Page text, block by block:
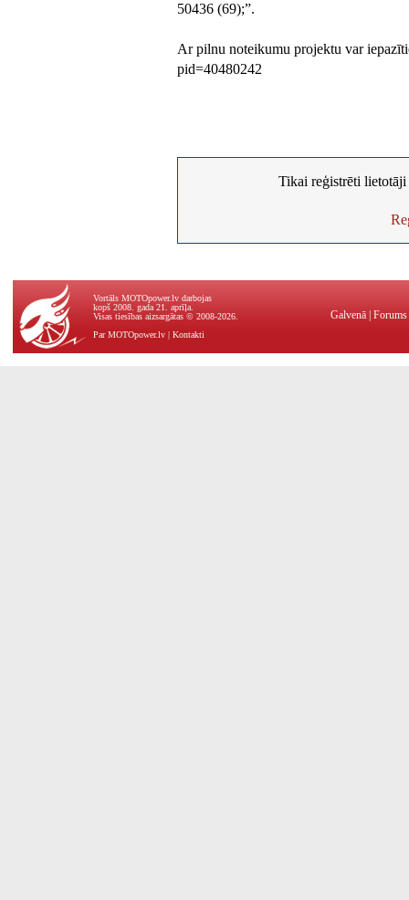
50436 (69);”.
Ar pilnu noteikumu projektu var
pid=40480242
Tikai reģistrēti
Vortāls MOTOpower.lv darbojas
kopš 2008. gada 21. aprīļa.
Visas tiesības aizsargātas © 2008-2026.
Par MOTOpower.lv
Kontakti
Galvenā Forums